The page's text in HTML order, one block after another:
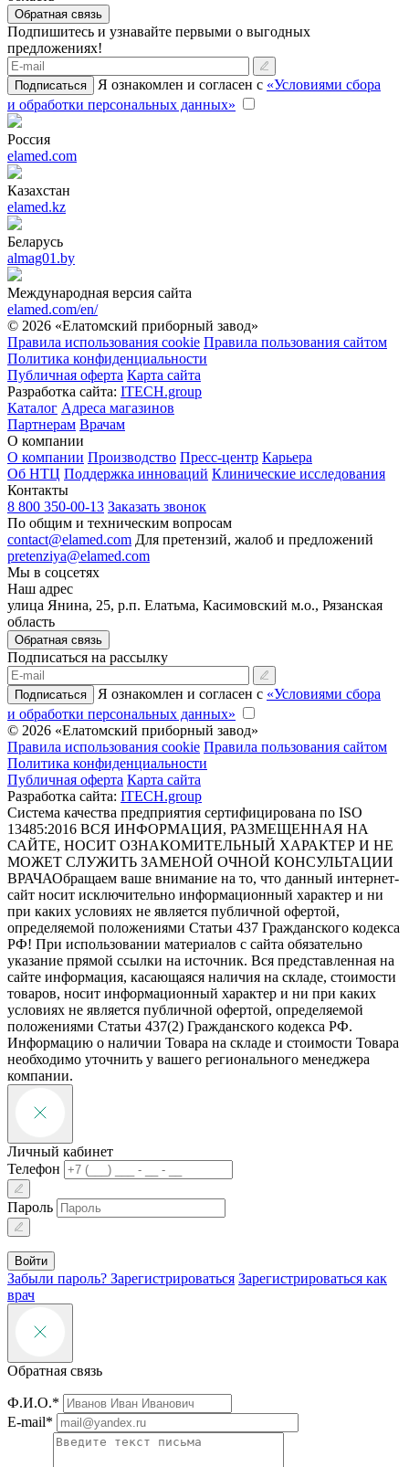
Обратная связь
Подпишитесь и узнавайте первыми о выгодных
предложениях!
Подписаться Я ознакомлен и согласен с «Условиями сбора
и обработки персональных данных»
Россия
elamed.com
Казахстан
elamed.kz
Беларусь
almag01.by
Международная версия сайта
elamed.com/en/
© 2026 «Елатомский приборный завод»
Правила использования cookie Правила пользования сайтом
Политика конфиденциальности
Публичная оферта Карта сайта
Разработка сайта: ITECH.group
Каталог Адреса магазинов
Партнерам Врачам
О компании
О компании Производство Пресс-центр Карьера
Об НТЦ Поддержка инноваций Клинические исследования
Контакты
8 800 350-00-13 Заказать звонок
По общим и техническим вопросам
contact@elamed.com Для претензий, жалоб и предложений
pretenziya@elamed.com
Мы в соцсетях
Наш адрес
улица Янина, 25, р.п. Елатьма, Касимовский м.о., Рязанская
область
Обратная связь
Подписаться на рассылку
Подписаться Я ознакомлен и согласен с «Условиями сбора
и обработки персональных данных»
© 2026 «Елатомский приборный завод»
Правила использования cookie Правила пользования сайтом
Политика конфиденциальности
Публичная оферта Карта сайта
Разработка сайта: ITECH.group
Система качества предприятия сертифицирована по ISO
13485:2016 ВСЯ ИНФОРМАЦИЯ, РАЗМЕЩЕННАЯ НА
САЙТЕ, НОСИТ ОЗНАКОМИТЕЛЬНЫЙ ХАРАКТЕР И НЕ
МОЖЕТ СЛУЖИТЬ ЗАМЕНОЙ ОЧНОЙ КОНСУЛЬТАЦИИ
ВРАЧАОбращаем ваше внимание на то, что данный интернет-
сайт носит исключительно информационный характер и ни
при каких условиях не является публичной офертой,
определяемой положениями Статьи 437 Гражданского кодекса
РФ! При использовании материалов с сайта обязательно
указание прямой ссылки на источник. Вся представленная на
сайте информация, касающаяся наличия на складе, стоимости
товаров, носит информационный характер и ни при каких
условиях не является публичной офертой, определяемой
положениями Статьи 437(2) Гражданского кодекса РФ.
Информацию о наличии Товара на складе и стоимости Товара
необходимо уточнить у вашего регионального менеджера
компании.
Личный кабинет
Телефон
Пароль
Войти
Забыли пароль? Зарегистрироваться Зарегистрироваться как
врач
Обратная связь
Ф.И.О.*
E-mail*